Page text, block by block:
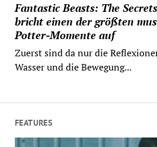
Fantastic Beasts: The
bricht einen der größten
Potter-Momente auf
Zuerst sind da nur die
Wasser und die Bewegung...
FEATURES